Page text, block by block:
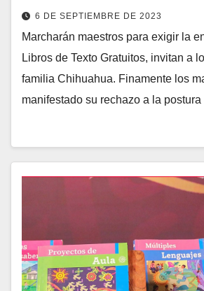
6 DE SEPTIEMBRE DE 2023
Marcharán maestros para exigir la
Libros de Texto Gratuitos, invitan a
familia Chihuahua. Finamente los
manifestado su rechazo a la